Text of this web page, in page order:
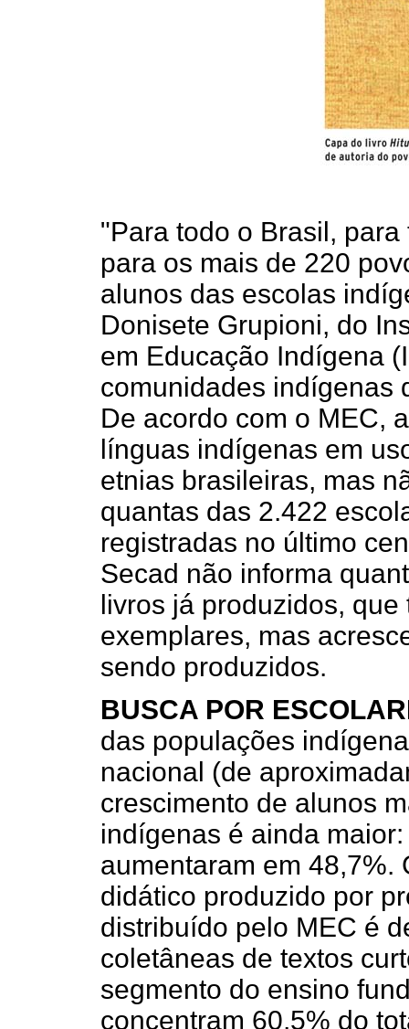
"Para todo o Brasil,
para os mais de 220
alunos das escolas
Donisete Grupioni, do
em Educação Indígena
comunidades indígenas
De acordo com o MEC,
línguas indígenas em
etnias brasileiras, mas
quantas das 2.422
registradas no último
Secad não informa
livros já produzidos,
exemplares, mas
sendo produzidos.
BUSCA POR
das populações
nacional (de
crescimento de alunos
indígenas é ainda
aumentaram em 48,7%.
didático produzido por
distribuído pelo MEC é
coletâneas de textos
segmento do ensino
concentram 60,5% do